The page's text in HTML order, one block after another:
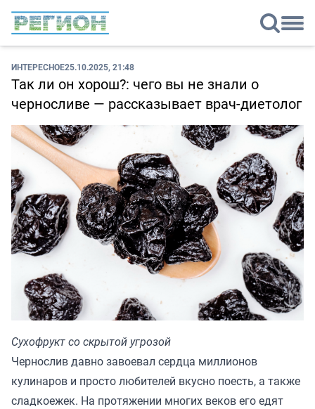
ИНТЕРЕСНОЕ25.10.2025, 21:48
Так ли он хорош?: чего вы не знали о
черносливе — рассказывает врач-диетолог
Сухофрукт со скрытой угрозой
Чернослив давно завоевал сердца миллионов
кулинаров и просто любителей вкусно поесть, а также
сладкоежек. На протяжении многих веков его едят